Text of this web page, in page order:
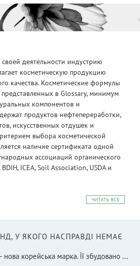
деятельности индустрию
косметическую продукцию
качества. Косметические формулы
представленных в Glossary, минимум
компонентов и
продуктов нефтепереработки,
искусственных отдушек и
выбора косметической
наличие сертификата одной
ассоциаций органического
ICEA, Soil Association, USDA и
ЧИТАТЬ ВСЕ
У ЯКОГО НАСПРАВДІ НЕМАЄ
нова корейська марка. Її збудовано ...